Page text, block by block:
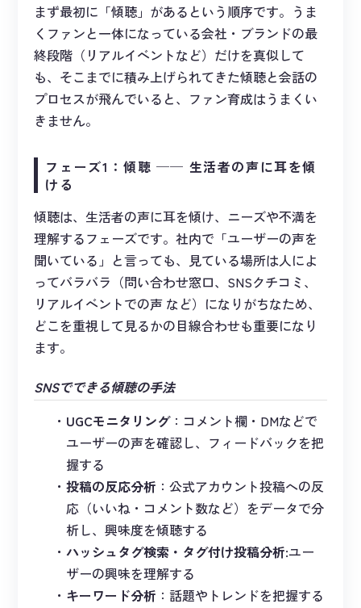
まず最初に「傾聴」があるという順序です。うま
くファンと一体になっている会社・ブランドの最
終段階（リアルイベントなど）だけを真似して
も、そこまでに積み上げられてきた傾聴と会話の
プロセスが飛んでいると、ファン育成はうまくい
きません。
フェーズ1：傾聴 ── 生活者の声に耳を傾
ける
傾聴は、生活者の声に耳を傾け、ニーズや不満を
理解するフェーズです。社内で「ユーザーの声を
聞いている」と言っても、見ている場所は人によ
ってバラバラ（問い合わせ窓口、SNSクチコミ、
リアルイベントでの声 など）になりがちなため、
どこを重視して見るかの目線合わせも重要になり
ます。
SNSでできる傾聴の手法
UGCモニタリング：コメント欄・DMなどで
ユーザーの声を確認し、フィードバックを把
握する
投稿の反応分析 ：公式アカウント投稿への反
応（いいね・コメント数など）をデータで分
析し、興味度を傾聴する
ハッシュタグ検索・タグ付け投稿分析:ユー
ザーの興味を理解する
キーワード分析 ：話題やトレンドを把握する